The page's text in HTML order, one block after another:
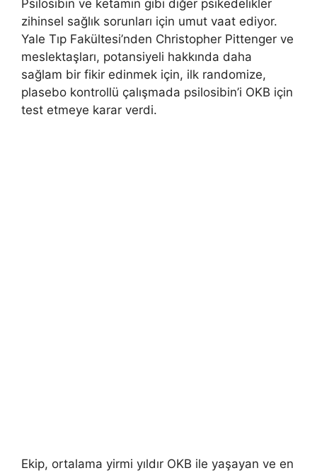
Psilosibin ve ketamin gibi diğer psikedelikler
zihinsel sağlık sorunları için umut vaat ediyor.
Yale Tıp Fakültesi’nden Christopher Pittenger ve
meslektaşları, potansiyeli hakkında daha
sağlam bir fikir edinmek için, ilk randomize,
plasebo kontrollü çalışmada psilosibin’i OKB için
test etmeye karar verdi.
Ekip, ortalama yirmi yıldır OKB ile yaşayan ve en